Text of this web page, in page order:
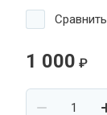
Сравнить
1 000 ₽